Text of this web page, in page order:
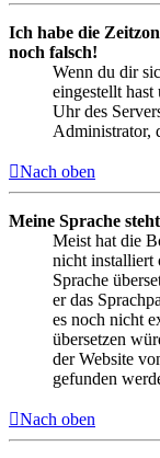
Ich habe die
noch falsch!
Wenn du dir
eingestellt
Uhr des
Administrator,
Nach oben
Meine Sprache
Meist hat die
nicht installiert
Sprache
er das
es noch nicht
übersetzen
der Website
gefunden
Nach oben